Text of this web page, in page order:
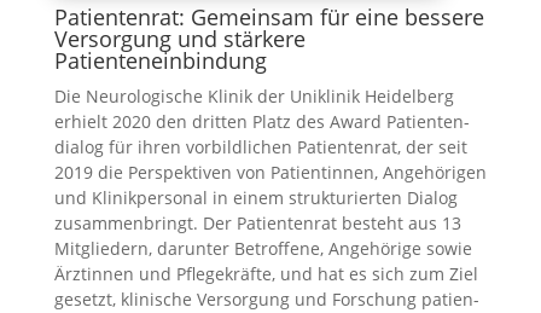
Patientenrat: Gemeinsam für eine bessere
Versorgung und stärkere
Patienteneinbindung
Die Neu­ro­lo­gi­sche Kli­nik der Uni­kli­nik Hei­del­berg
erhielt 2020 den drit­ten Platz des Award Pati­en­ten­
dia­log für ihren vor­bild­li­chen Pati­en­ten­rat, der seit
2019 die Per­spek­ti­ven von Pati­en­tin­nen, Ange­hö­ri­gen
und Kli­nik­per­so­nal in einem struk­tu­rier­ten Dia­log
zusam­men­bringt. Der Pati­en­ten­rat besteht aus 13
Mit­glie­dern, dar­un­ter Betrof­fe­ne, Ange­hö­ri­ge sowie
Ärz­tin­nen und Pfle­ge­kräf­te, und hat es sich zum Ziel
gesetzt, kli­ni­sche Ver­sor­gung und For­schung pati­en­